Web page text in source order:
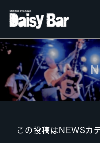
この投稿はNEWSカ